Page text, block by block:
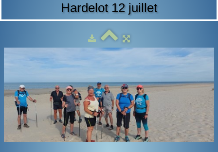
ACTUALITÉS
CALENDRIER
ADHÉSION
LIENS
BOUTIQUE
CONTACT
Hardelot 12 juillet